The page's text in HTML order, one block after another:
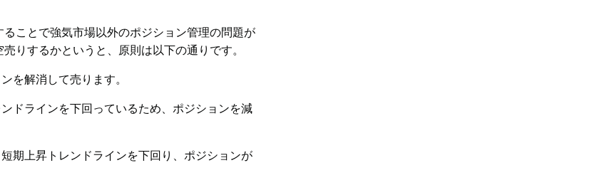
ことで強気市場以外のポジション管理の問題が
りするかというと、原則は以下の通りです。
を解消して売ります。
ドラインを下回っているため、ポジションを減
期上昇トレンドラインを下回り、ポジションが